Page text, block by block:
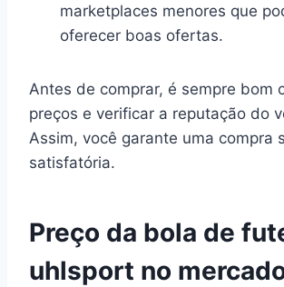
marketplaces menores que
oferecer boas ofertas.
Antes de comprar, é sempre bom
preços e verificar a reputação do
Assim, você garante uma compra
satisfatória.
Preço da bola de
uhlsport no